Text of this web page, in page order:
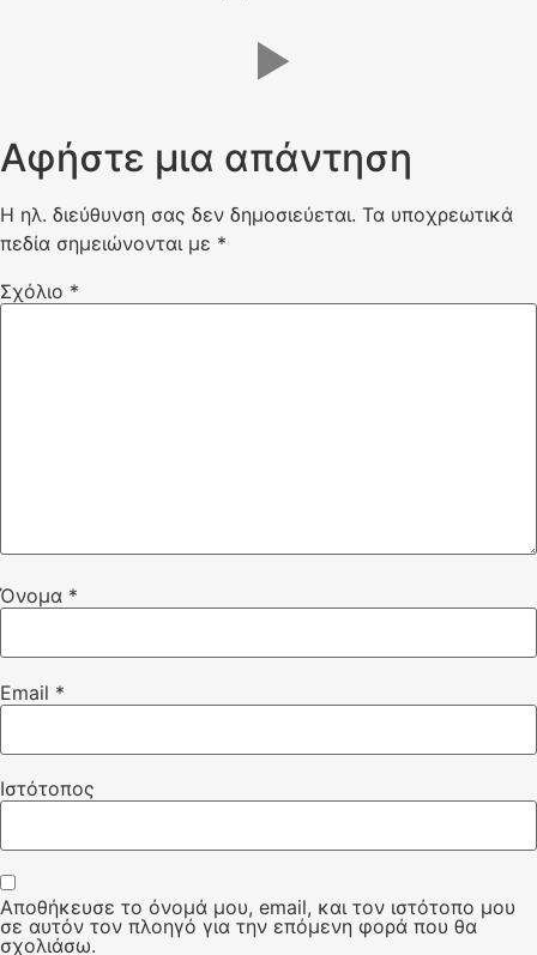
Αφήστε μια απάντηση
Η ηλ. διεύθυνση σας δεν δημοσιεύεται. Τα υποχρεωτικά
πεδία σημειώνονται με *
Σχόλιο *
Όνομα *
Email *
Ιστότοπος
Αποθήκευσε το όνομά μου, email, και τον ιστότοπο μου
σε αυτόν τον πλοηγό για την επόμενη φορά που θα
σχολιάσω.